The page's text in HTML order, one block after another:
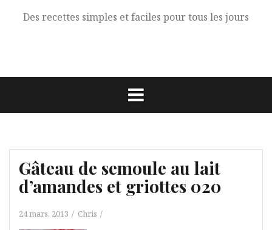
Des recettes simples et faciles pour tous les jours
Gâteau de semoule au lait
d’amandes et griottes 020
24 mars, 2013 Chris